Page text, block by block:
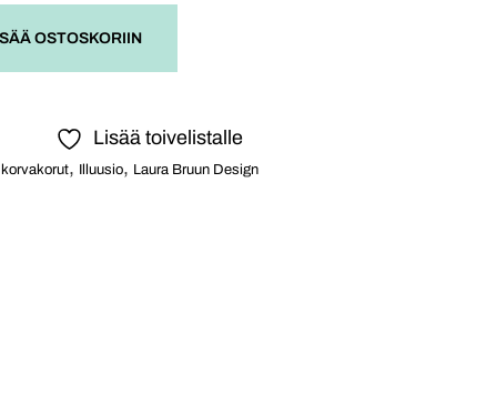
OSTOSKORIIN
Lisää toivelistalle
, Illuusio, Laura Bruun Design